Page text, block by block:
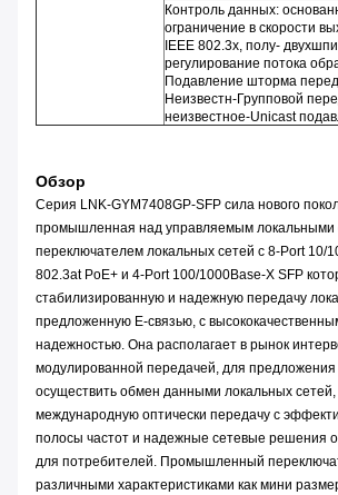
Контроль данных:
ограничение в скорости
IEEE 802.3x, полу-
регулирование потока
Подавление шторма
Неизвестн-Групповой
неизвестное-Unicast
Обзор
Серия LNK-GYM7408GP-SFP сила нового
промышленная над управляемым локальными
переключателем локальных сетей с 8-Port 10/
802.3at PoE+ и 4-Port 100/1000Base-X SFP
стабилизированную и надежную передачу
предложенную E-связью, с
надежностью. Она располагает в рынок
модулированной передачей, для предложения
осуществить обмен данными локальных
международную оптически передачу с
полосы частот и надежные сетевые решения
для потребителей. Промышленный
различными характеристиками как мини